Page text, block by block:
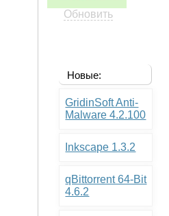
Обновить
Новые:
GridinSoft Anti-
Malware 4.2.100
Inkscape 1.3.2
qBittorrent 64-Bit
4.6.2